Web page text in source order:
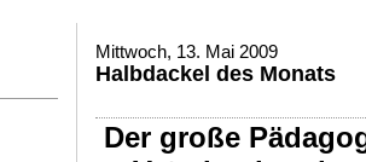
Mittwoch, 13. Mai 2009
Halbdackel des Monats
Der große